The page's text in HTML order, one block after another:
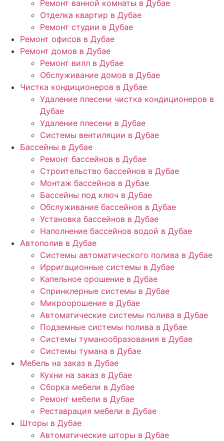
Ремонт ванной комнаты в Дубае
Отделка квартир в Дубае
Ремонт студии в Дубае
Ремонт офисов в Дубае
Ремонт домов в Дубае
Ремонт вилл в Дубае
Обслуживание домов в Дубае
Чистка кондиционеров в Дубае
Удаление плесени чистка кондиционеров в
Дубае
Удаление плесени в Дубае
Системы вентиляции в Дубае
Бассейны в Дубае
Ремонт бассейнов в Дубае
Строительство бассейнов в Дубае
Монтаж бассейнов в Дубае
Бассейны под ключ в Дубае
Обслуживание бассейнов в Дубае
Установка бассейнов в Дубае
Наполнение бассейнов водой в Дубае
Автополив в Дубае
Системы автоматического полива в Дубае
Ирригационные системы в Дубае
Капельное орошение в Дубае
Спринклерные системы в Дубае
Микроорошение в Дубае
Автоматические системы полива в Дубае
Подземные системы полива в Дубае
Системы туманообразования в Дубае
Системы тумана в Дубае
Мебель на заказ в Дубае
Кухни на заказ в Дубае
Сборка мебели в Дубае
Ремонт мебели в Дубае
Реставрация мебели в Дубае
Шторы в Дубае
Автоматические шторы в Дубае